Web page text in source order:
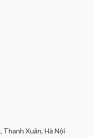
Xuân, Hà Nội